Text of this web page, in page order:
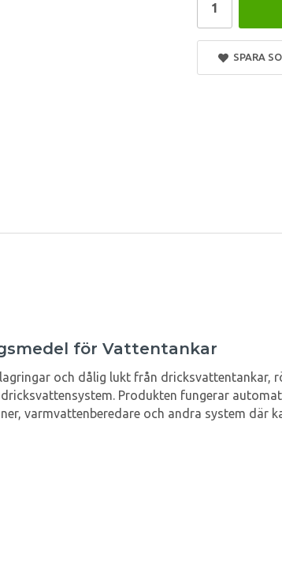
SPARA
för Vattentankar
och dålig lukt från dricksvattentankar,
Produkten fungerar
varmvattenberedare och andra system där